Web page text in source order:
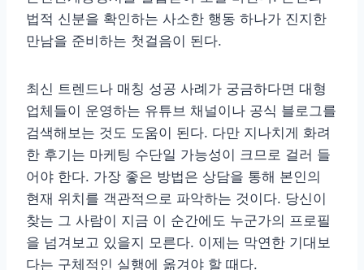
법적 신분을 확인하는 사소한 행동 하나가 진지한
만남을 준비하는 첫걸음이 된다.
최신 트렌드나 매칭 성공 사례가 궁금하다면 대형
업체들이 운영하는 유튜브 채널이나 공식 블로그를
검색해보는 것도 도움이 된다. 다만 지나치게 화려
한 후기는 마케팅 수단일 가능성이 크므로 걸러 들
어야 한다. 가장 좋은 방법은 상담을 통해 본인의
현재 위치를 객관적으로 파악하는 것이다. 당신이
찾는 그 사람이 지금 이 순간에도 누군가의 프로필
을 넘겨보고 있을지 모른다. 이제는 막연한 기대보
다는 구체적인 실행에 옮겨야 할 때다.